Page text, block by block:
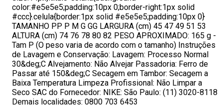
color:#e5e5e5;padding:10px 0;border-right:1px solid
#ccc}.celula{border:1px solid #e5e5e5;padding:10px 0}
TAMANHO PP P M G GG LARGURA (cm) 45 47 49 51 53
ALTURA (cm) 74 76 78 80 82 PESO APROXIMADO: 165 g -
Tam P (O peso varia de acordo com o tamanho) Instruções
de Lavagem e Conservação: Lavagem: Processo Normal
30&deg;C Alvejamento: Não Alvejar Passadoria: Ferro de
Passar até 150&deg;C Secagem em Tambor: Secagem a
Baixa Temperatura Limpeza Profissional: Não Limpar a
Seco SAC do Fornecedor: NIKE: São Paulo: (11) 3020-8118
Demais localidades: 0800 703 6453